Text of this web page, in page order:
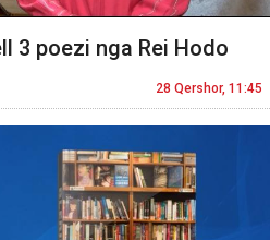
3 poezi nga Rei Hodo
28 Qershor, 11:45